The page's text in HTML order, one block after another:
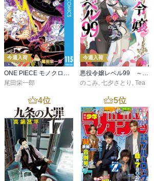
今週入荷
尾田栄一郎
今週入荷
のこみ 七夕さとり Tea
4位 5位